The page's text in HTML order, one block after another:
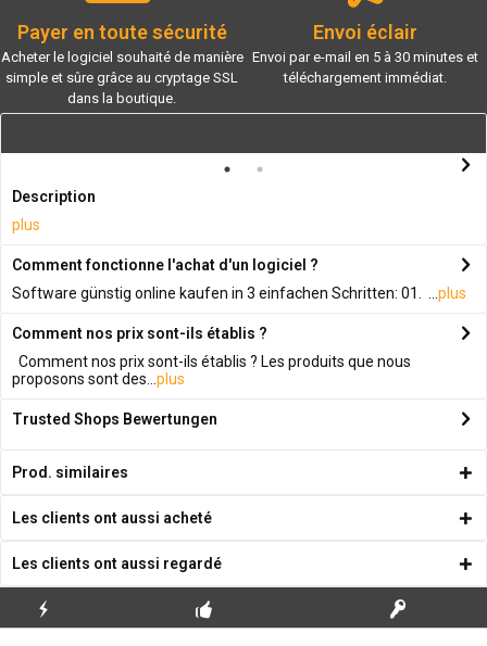
Payer en toute sécurité
Acheter le logiciel souhaité de manière
simple et sûre grâce au cryptage SSL
dans la boutique.
Envoi éclair
Envoi par e-mail en 5 à 30 minutes et
téléchargement immédiat.
Description
plus
Comment fonctionne l'achat d'un logiciel ?
Software günstig online kaufen in 3 einfachen Schritten: 01. ... plus
Comment nos prix sont-ils établis ?
Comment nos prix sont-ils établis ? Les produits que nous
proposons sont des... plus
Trusted Shops Bewertungen
Prod. similaires
Les clients ont aussi acheté
Les clients ont aussi regardé